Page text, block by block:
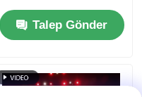
Yükleme Hızı ve IP65
HD Video Duvar
Ekranı için Su
Talep Gönder